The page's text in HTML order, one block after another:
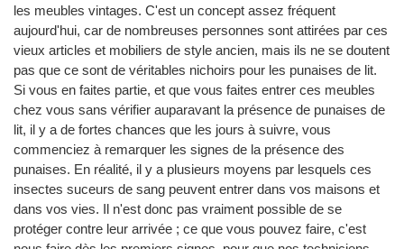
les meubles vintages. C'est un concept assez fréquent
aujourd'hui, car de nombreuses personnes sont attirées par ces
vieux articles et mobiliers de style ancien, mais ils ne se doutent
pas que ce sont de véritables nichoirs pour les punaises de lit.
Si vous en faites partie, et que vous faites entrer ces meubles
chez vous sans vérifier auparavant la présence de punaises de
lit, il y a de fortes chances que les jours à suivre, vous
commenciez à remarquer les signes de la présence des
punaises. En réalité, il y a plusieurs moyens par lesquels ces
insectes suceurs de sang peuvent entrer dans vos maisons et
dans vos vies. Il n'est donc pas vraiment possible de se
protéger contre leur arrivée ; ce que vous pouvez faire, c'est